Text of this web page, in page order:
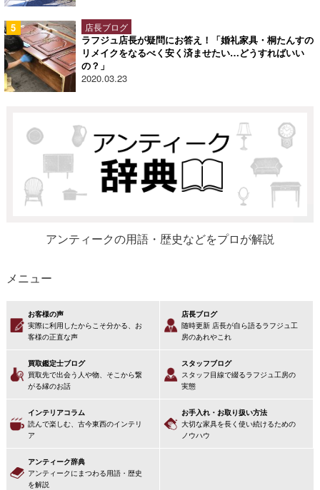
店長ブログ
ラフジュ店長が疑問にお答え！「婚礼家具・桐たんすの
リメイクをなるべく安く済ませたい…どうすればいい
の？」
2020.03.23
アンティークの用語・歴史などをプロが解説
メニュー
お客様の声
実際に利用したからこそ分かる、お
客様の正直な声
店長ブログ
随時更新 店長が自ら語るラフジュ工
房のあれやこれ
買取鑑定士ブログ
買取先で出会う人や物、そこから繋
がる縁のお話
スタッフブログ
スタッフ目線で綴るラフジュ工房の
実態
インテリアコラム
読んで楽しむ、古今東西のインテリ
ア
お手入れ・お取り扱い方法
大切な家具を長く使い続けるための
ノウハウ
アンティーク辞典
アンティークにまつわる用語・歴史
を解説